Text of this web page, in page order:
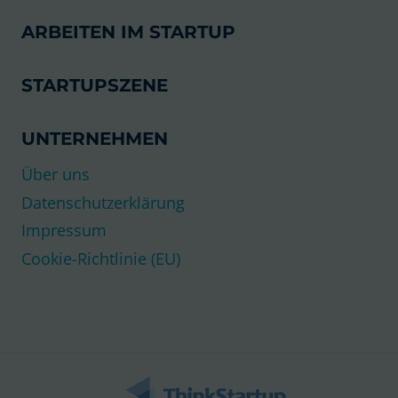
ARBEITEN IM STARTUP
STARTUPSZENE
UNTERNEHMEN
Über uns
Datenschutzerklärung
Impressum
Cookie-Richtlinie (EU)